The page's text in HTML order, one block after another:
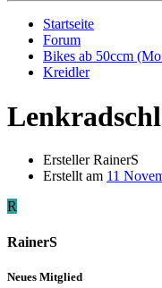
Startseite
Forum
Bikes ab 50ccm
Kreidler
ErstellerRainerS
Erstellt am 11
R
RainerS
Neues Mitglied